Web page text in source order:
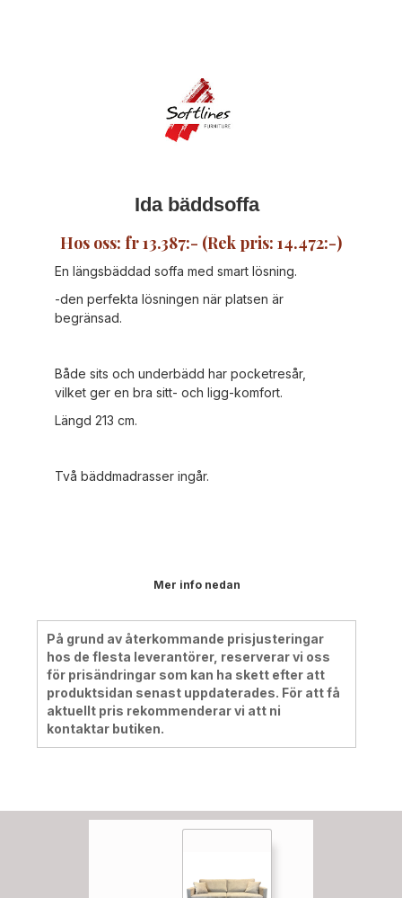
Ida bäddsoffa
Hos oss: fr 13.387:- (Rek pris: 14.472:-)
En längsbäddad soffa med smart lösning.
-den perfekta lösningen när platsen är
begränsad.
Både sits och underbädd har pocketresår,
vilket ger en bra sitt- och ligg-komfort.
Längd 213 cm.
Två bäddmadrasser ingår.
Mer info nedan
På grund av återkommande prisjusteringar
hos de flesta leverantörer, reserverar vi oss
för prisändringar som kan ha skett efter att
produktsidan senast uppdaterades. För att få
aktuellt pris rekommenderar vi att ni
kontaktar butiken.